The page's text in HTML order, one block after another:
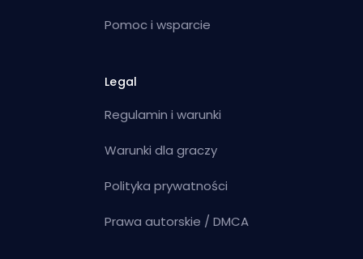
Pomoc i wsparcie
Legal
Regulamin i warunki
Warunki dla graczy
Polityka prywatności
Prawa autorskie / DMCA